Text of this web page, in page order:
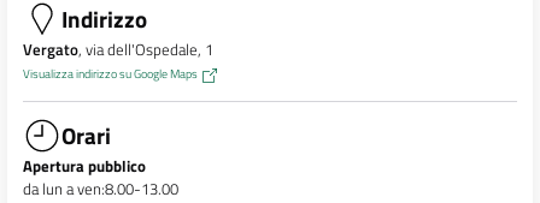
Indirizzo
Vergato, via dell'Ospedale, 1
Visualizza indirizzo su Google Maps
Orari
Apertura pubblico
da lun a ven:8.00-13.00